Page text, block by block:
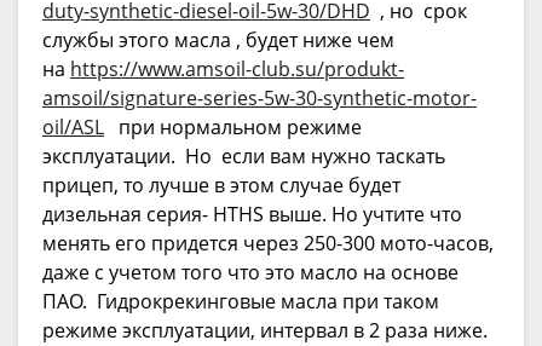
duty-synthetic-diesel-oil-5w-30/DHD , но срок
службы этого масла , будет ниже чем
на https://www.amsoil-club.su/produkt-
amsoil/signature-series-5w-30-synthetic-motor-
oil/ASL при нормальном режиме
эксплуатации. Но если вам нужно таскать
прицеп, то лучше в этом случае будет
дизельная серия- HTHS выше. Но учтите что
менять его придется через 250-300 мото-часов,
даже с учетом того что это масло на основе
ПАО. Гидрокрекинговые масла при таком
режиме эксплуатации, интервал в 2 раза ниже.